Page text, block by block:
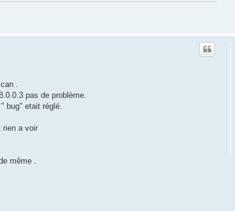
.
pas de problème.
bug" etait réglé.
rien a voir
même .